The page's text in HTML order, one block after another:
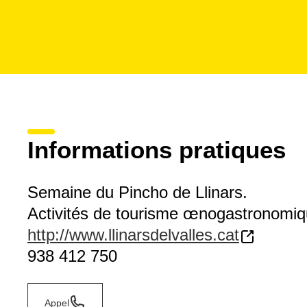
Informations pratiques
Semaine du Pincho de Llinars.
Activités de tourisme
http://www.llinarsdelvalles.cat
938 412 750
Appel